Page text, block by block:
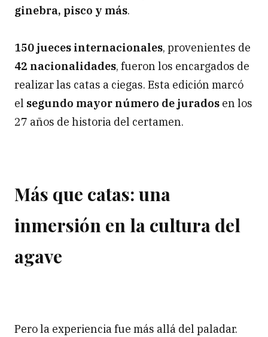
ginebra, pisco y más.
150 jueces internacionales, provenientes de
42 nacionalidades, fueron los encargados de
realizar las catas a ciegas. Esta edición marcó
el segundo mayor número de jurados en los
27 años de historia del certamen.
Más que catas: una
inmersión en la cultura del
agave
Pero la experiencia fue más allá del paladar.